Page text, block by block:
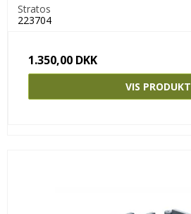
Stratos
223704
1.350,00 DKK
VIS PRODUKT